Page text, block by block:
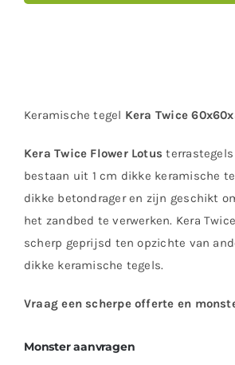
Keramische tegel Kera Twice
Kera Twice Flower Lotus
bestaan uit 1 cm dikke keramische
dikke betondrager en zijn geschikt
het zandbed te verwerken. Kera
scherp geprijsd ten opzichte van
dikke keramische tegels.
Vraag een scherpe offerte en
Monster aanvragen